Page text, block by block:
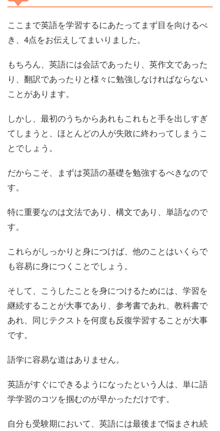
ここまで英語を学習するにあたってまず目を向けるべ
き、4点をお伝えしてまいりました。
もちろん、英語には会話であったり、英作文であった
り、翻訳であったりと様々に勉強しなければならない
ことがあります。
しかし、最初のうちからあれもこれもと手を出しすぎ
てしまうと、ほとんどの人が失敗に終わってしまうこ
とでしょう。
だからこそ、まずは英語の基礎を勉強するべきなので
す。
特に重要なのは文法であり、構文であり、単語なので
す。
これらがしっかりと身につけば、他のことはいくらで
も容易に身につくことでしょう。
そして、こうしたことを身につけるためには、学習を
継続することが大事であり、参考書であれ、教科書で
あれ、同じテクストを何度も反復学習することが大事
です。
語学に容易な道はありません。
英語がすぐにできるようになったという人は、単に語
学学習のコツを掴むのが早かっただけです。
自分も受験期において、英語には最後まで悩まされ続